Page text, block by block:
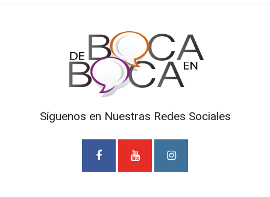
Síguenos en Nuestras Redes Sociales